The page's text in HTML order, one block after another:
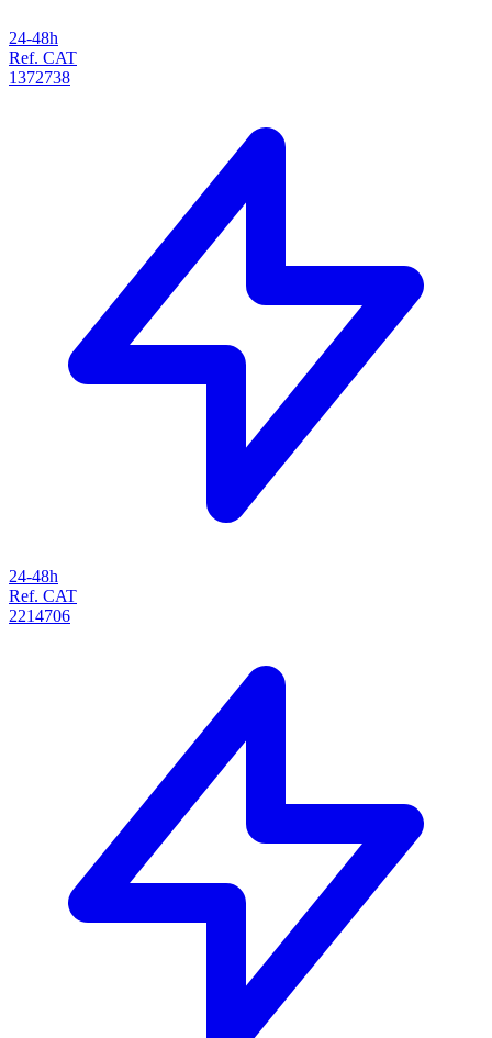
24-48h
Ref. CAT
1372738
24-48h
Ref. CAT
2214706